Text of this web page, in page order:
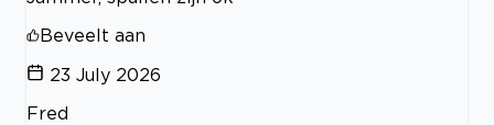
Beveelt aan
23 July 2026
Fred